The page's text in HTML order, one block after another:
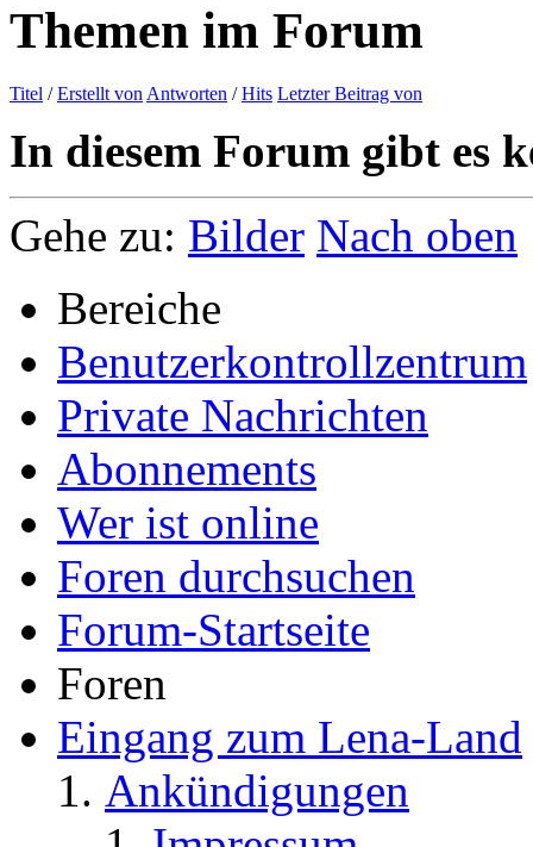
Themen im Forum
Titel /Erstellt von Antworten /Hits Letzter Beitrag von
In diesem Forum gibt es
Gehe zu: Bilder Nach oben
Bereiche
Benutzerkontrollzentrum
Private Nachrichten
Abonnements
Wer ist online
Foren durchsuchen
Forum-Startseite
Foren
Eingang zum Lena-Land
Ankündigungen